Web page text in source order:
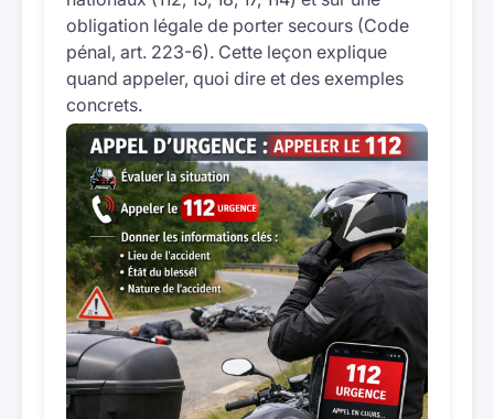
obligation légale de porter secours (Code
pénal, art. 223-6). Cette leçon explique
quand appeler, quoi dire et des exemples
concrets.